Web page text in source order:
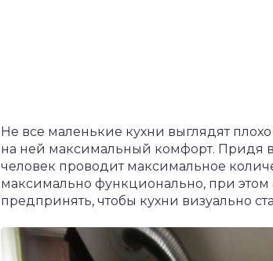
Не все маленькие кухни выглядят
на ней максимальный комфорт. Придя
человек проводит максимальное
максимально функционально, при
предпринять, чтобы кухни визуально